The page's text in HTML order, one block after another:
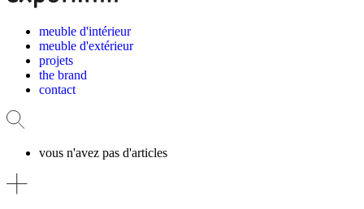
meuble d'intérieur
meuble d'extérieur
projets
the brand
contact
vous n'avez pas d'articles